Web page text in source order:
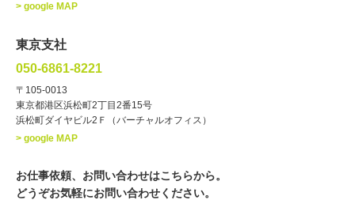
・年齢
・出身地 北海道 東北
その他
> google MAP
東京支社
050-6861-8221
〒105-0013
東京都港区浜松町2丁目2番15号
浜松町ダイヤビル2Ｆ（バーチャルオフィス）
> google MAP
お仕事依頼、お問い合わせはこちらから。
どうぞお気軽にお問い合わせください。